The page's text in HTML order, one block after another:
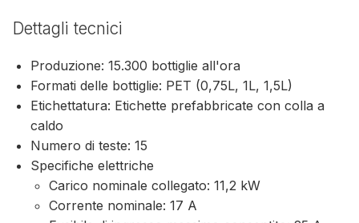
Dettagli tecnici
Produzione: 15.300 bottiglie all'ora
Formati delle bottiglie: PET (0,75L, 1L, 1,5L)
Etichettatura: Etichette prefabbricate con colla a
caldo
Numero di teste: 15
Specifiche elettriche
Carico nominale collegato: 11,2 kW
Corrente nominale: 17 A